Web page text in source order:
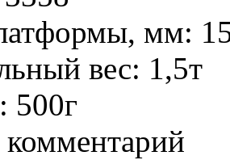
мм:
вес: 1,5т
: 500г
комментарий